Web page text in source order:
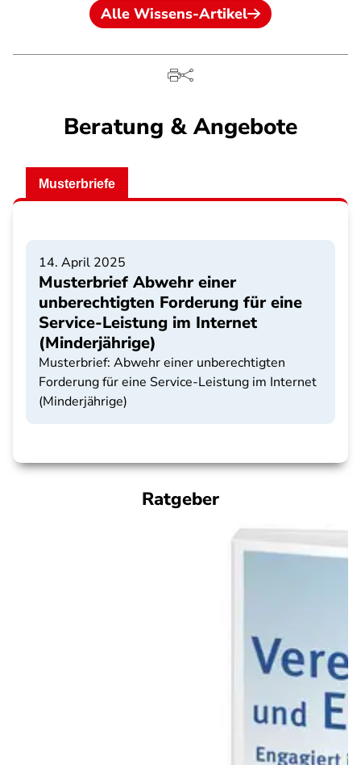
Alle Wissens-Artikel
Beratung & Angebote
Musterbriefe
14. April 2025
Musterbrief Abwehr einer
unberechtigten Forderung für eine
Service-Leistung im Internet
(Minderjährige)
Musterbrief: Abwehr einer unberechtigten
Forderung für eine Service-Leistung im Internet
(Minderjährige)
Ratgeber